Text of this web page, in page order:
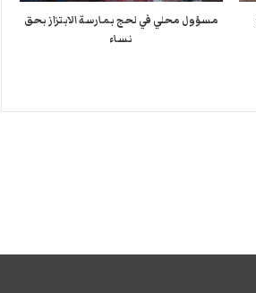
مسؤول محلي في لحج بمارسة الابتزاز بحق
نساء